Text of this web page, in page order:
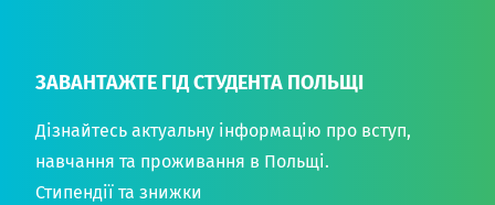
ЗАВАНТАЖТЕ ГІД СТУДЕНТА ПОЛЬЩІ
Дізнайтесь актуальну інформацію про вступ,
навчання та проживання в Польщі.
Стипендії та знижки